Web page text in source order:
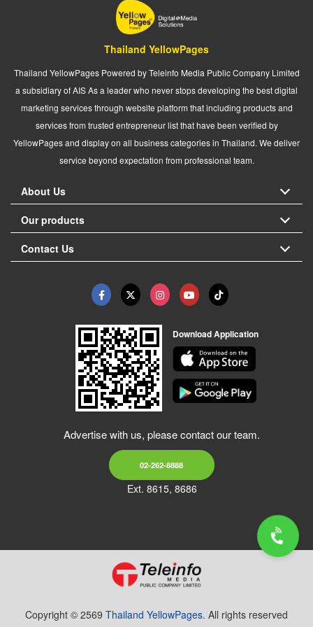
Thailand YellowPages
Thailand YellowPages Powered by Teleinfo Media Public Company Limited
a subsidiary of AIS As a leader who never stops developing the best digital
marketing services through website platform that including products and
services from trusted entrepreneur list that have been verified by
YellowPages and display on all business categories in Thailand. We deliver
service beyond expectation from professional team.
About Us
Our products
Contact Us
Download Application
Advertise with us, please contact our team.
02-262-8888
Ext. 8615, 8686
Copyright © 2569 Thailand YellowPages. All rights reserved